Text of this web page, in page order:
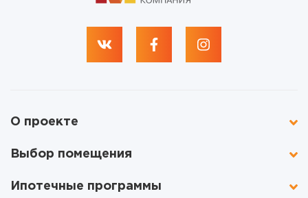
О проекте
Выбор помещения
Ипотечные программы